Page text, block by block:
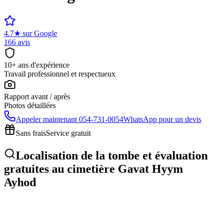
4.7★ sur Google
166 avis
10+ ans d'expérience
Travail professionnel et respectueux
Rapport avant / après
Photos détaillées
Appeler maintenant 054-731-0054WhatsApp pour un devis
Sans fraisService gratuit
Localisation de la tombe et évaluation
gratuites au cimetière Gavat Hyym
Ayhod